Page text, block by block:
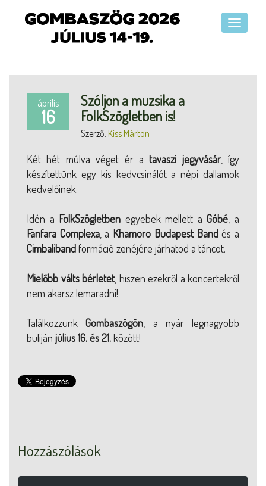
április
16
Szóljon a muzsika a
FolkSzögletben is!
Szerző: Kiss Márton
Két hét múlva véget ér atavaszi jegyvásár, így
készítettünk egy kis kedvcsinálót a népi dallamok
kedvelőinek.
Idén a FolkSzögletben egyebek mellett aGóbé , a
Fanfara Complexa, a Khamoro Budapest Bandés a
Cimbalibandformáció zenéjére járhatod a táncot.
Mielőbb válts bérletet, hiszen ezekről a koncertekről
nem akarsz lemaradni!
TalálkozzunkGombaszögön , a nyár legnagyobb
buliján július 16. és 21.között!
Hozzászólások